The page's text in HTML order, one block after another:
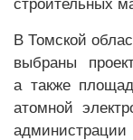
строительных
В Томской
выбраны
а также
атомной
администрации